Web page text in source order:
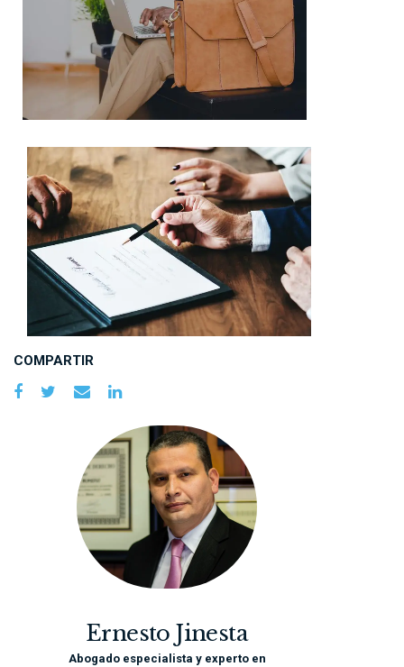
COMPARTIR
Ernesto Jinesta
Abogado especialista y experto en